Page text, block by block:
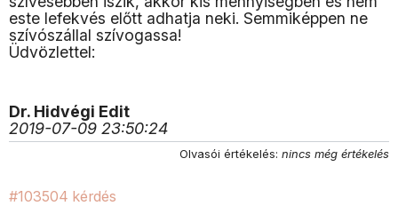
este lefekvés előtt adhatja neki. Semmiképpen ne
szívószállal szívogassa!
Üdvözlettel:
Dr. Hidvégi Edit
2019-07-09 23:50:24
Olvasói értékelés: nincs még értékelés
#103504 kérdés